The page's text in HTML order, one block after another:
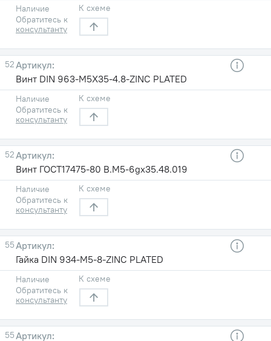
Наличие
Обратитесь к
консультанту
К схеме
52
Винт DIN 963-M5X35-4.8-ZINC PLATED
Наличие
Обратитесь к
консультанту
К схеме
52
Винт ГОСТ17475-80 B.M5-6gх35.48.019
Наличие
Обратитесь к
консультанту
К схеме
55
Гайка DIN 934-M5-8-ZINC PLATED
Наличие
Обратитесь к
консультанту
К схеме
55